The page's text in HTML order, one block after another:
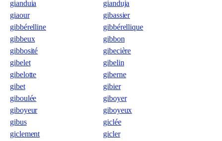
gianduia
gianduja
giaour
gibassier
gibbérelline
gibbérellique
gibbeux
gibbon
gibbosité
gibecière
gibelet
gibelin
gibelotte
giberne
gibet
gibier
giboulée
giboyer
giboyeur
giboyeux
gibus
giclée
giclement
gicler